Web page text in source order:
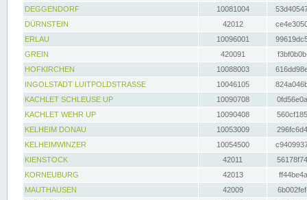
DEGGENDORF
10081004
DÜRNSTEIN
42012
ERLAU
10096001
GREIN
420091
HOFKIRCHEN
10088003
INGOLSTADT LUITPOLDSTRASSE
10046105
KACHLET SCHLEUSE UP
10090708
KACHLET WEHR UP
10090408
KELHEIM DONAU
10053009
KELHEIMWINZER
10054500
KIENSTOCK
42011
KORNEUBURG
42013
MAUTHAUSEN
42009